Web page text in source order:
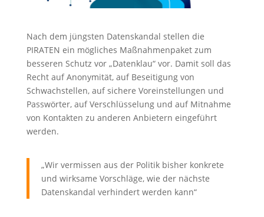
Nach dem jüngsten Datenskandal stellen die
PIRATEN ein mögliches Maßnahmenpaket zum
besseren Schutz vor „Datenklau“ vor. Damit soll das
Recht auf Anonymität, auf Beseitigung von
Schwachstellen, auf sichere Voreinstellungen und
Passwörter, auf Verschlüsselung und auf Mitnahme
von Kontakten zu anderen Anbietern eingeführt
werden.
„Wir vermissen aus der Politik bisher konkrete
und wirksame Vorschläge, wie der nächste
Datenskandal verhindert werden kann“